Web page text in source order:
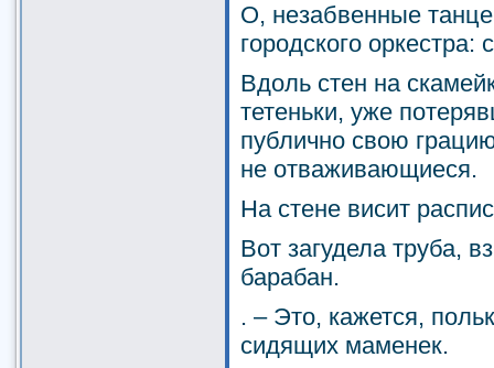
О, незабвенные
городского оркестра:
Вдоль стен на
тетеньки, уже
публично свою
не отваживающиеся.
На стене висит
Вот загудела труба,
барабан.
. – Это, кажется,
сидящих маменек.